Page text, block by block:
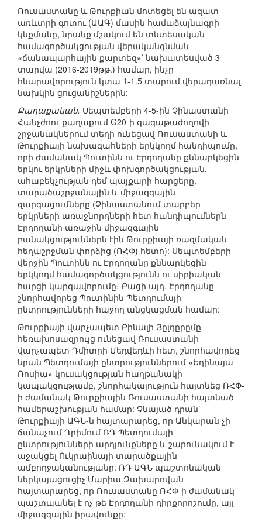
Ռուսաստանը և Թուրքիան մոտեցել են ազատ
առևտրի գոտու (ԱԱԳ) մասին համաձայնագրի
կնքմանը, նրանք մշակում են տնտեսական
համագործակցության վերականգնման
«ճանապարհային քարտեզ»՝ նախատեսված 3
տարվա (2016-2019թթ.) համար, ինչը
հնարավորություն կտա 1-1.5 տարում վերադառնալ
նախկին ցուցանիշներին:
Քաղաքական. Սեպտեմբերի 4-5-ին Չինաստանի
Հանչժոու քաղաքում G20-ի գագաթաժողովի
շրջանակներում տեղի ունեցավ Ռուսաստանի և
Թուրքիայի նախագահների երկկողմ հանդիպումը,
որի ժամանակ Պուտինն ու Էրդողանը քննարկեցին
երկու երկրների միջև փոխգործակցության,
ահաբեկչության դեմ պայքարի հարցերը,
տարածաշրջանային և միջազգային
զարգացումները (Չինաստանում տարբեր
երկրների առաջնորդների հետ հանդիպումներն
Էրդողանի առաջին միջազգային
բանակցություններն էին Թուրքիայի ռազմական
հեղաշրջման փորձից (ՌՀՓ) հետո): Սեպտեմբերի
վերջին Պուտինն ու Էրդողանը քննարկեցին
երկկողմ համագործակցությունն ու սիրիական
հարցի կարգավորումը։ Բացի այդ, Էրդողանը
շնորհավորեց Պուտինին Պետդումայի
ընտրությունների հաջող անցկացման համար:
Թուրքիայի վարչապետ Բինալի Յըլդըրըմը
հեռախոսազրույց ունեցավ Ռուսաստանի
վարչապետ Դմիտրի Մեդվեդևի հետ, շնորհավորեց
նրան Պետդումայի ընտրություններում «Եդինայա
Ռոսիա» կուսակցության հաղթանակի
կապակցությամբ, շնորհակալություն հայտնեց ՌՀՓ-
ի ժամանակ Թուրքիային Ռուսաստանի հայտնած
համերաշխության համար: Չնայած դրան՝
Թուրքիայի ԱԳՆ-ն հայտարարեց, որ Անկարան չի
ճանաչում Ղրիմում ՌԴ Պետդումայի
ընտրությունների արդյունքները և շարունակում է
աջակցել Ուկրաինայի տարածքային
ամբողջականությանը: ՌԴ ԱԳՆ պաշտոնական
ներկայացուցիչ Մարիա Զախարովան
հայտարարեց, որ Ռուսաստանը ՌՀՓ-ի ժամանակ
պաշտպանել է ոչ թե Էրդողանի դիրքորոշումը, այլ
միջազգային իրավունքը: